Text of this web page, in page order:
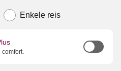
Enkele reis
comfort.